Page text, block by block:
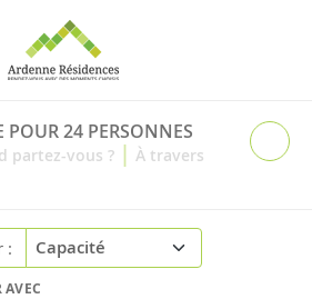
POUR 24 PERSONNES
partez-vous ? | À travers
:
AVEC